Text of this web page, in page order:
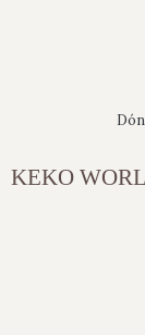
KEKO